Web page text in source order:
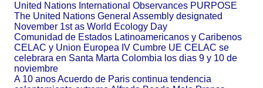
United Nations International Observances PURPOSE
The United Nations General Assembly designated
November 1st as World Ecology Day
Comunidad de Estados Latinoamericanos y Caribenos
CELAC y Union Europea IV Cumbre UE CELAC se
celebrara en Santa Marta Colombia los dias 9 y 10 de
noviembre
A 10 anos Acuerdo de Paris continua tendencia